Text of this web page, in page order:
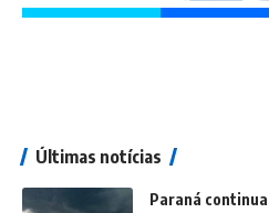
Últimas notícias
Paraná